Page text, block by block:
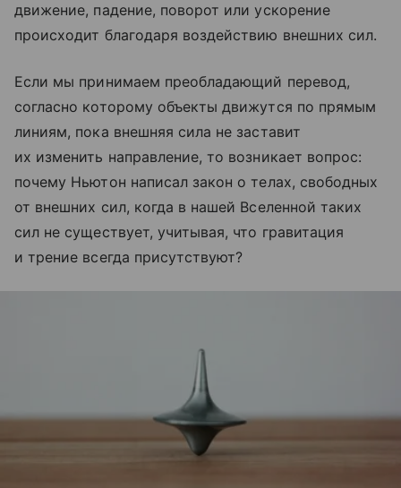
движение, падение, поворот или ускорение
происходит благодаря воздействию внешних сил.
Если мы принимаем преобладающий перевод,
согласно которому объекты движутся по прямым
линиям, пока внешняя сила не заставит
их изменить направление, то возникает вопрос:
почему Ньютон написал закон о телах, свободных
от внешних сил, когда в нашей Вселенной таких
сил не существует, учитывая, что гравитация
и трение всегда присутствуют?